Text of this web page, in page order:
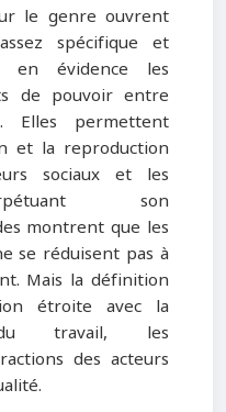
le genre ouvrent
spécifique et
en évidence les
de pouvoir entre
Elles permettent
et la reproduction
sociaux et les
son
montrent que les
se réduisent pas à
Mais la définition
étroite avec la
travail, les
des acteurs